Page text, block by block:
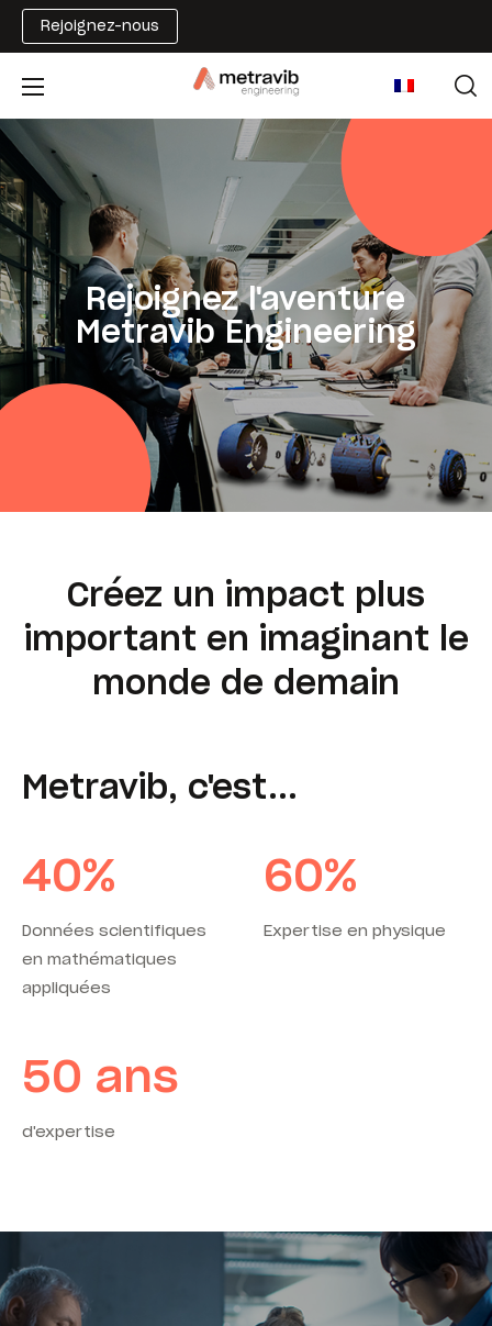
Rejoignez-nous
Rejoignez l'aventure
Metravib Engineering
Créez un impact plus
important en imaginant le
monde de demain
Metravib, c'est...
40%
Données scientifiques
en mathématiques
appliquées
60%
Expertise en physique
50 ans
d'expertise